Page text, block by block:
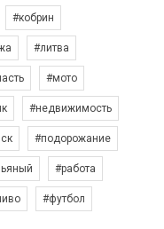
#кобрин
#литва
#мото
#недвижимость
#подорожание
#работа
#футбол